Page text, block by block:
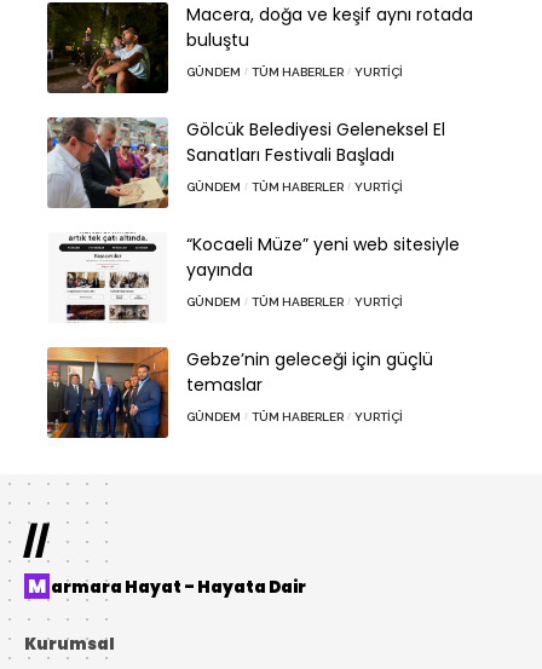
Macera, doğa ve keşif aynı rotada
buluştu
GÜNDEM TÜM HABERLER YURTIÇI
Gölcük Belediyesi Geleneksel El
Sanatları Festivali Başladı
GÜNDEM TÜM HABERLER YURTIÇI
“Kocaeli Müze” yeni web sitesiyle
yayında
GÜNDEM TÜM HABERLER YURTIÇI
Gebze’nin geleceği için güçlü
temaslar
GÜNDEM TÜM HABERLER YURTIÇI
//
Marmara Hayat – Hayata Dair
Kurumsal